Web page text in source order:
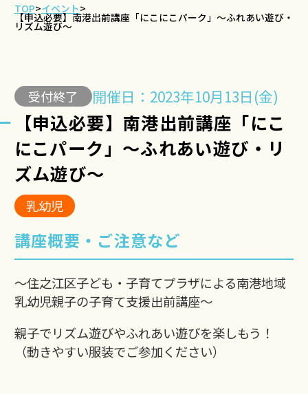
TOP>イベント>
【申込必要】南港出前講座「にこにこパーク」～ふれあい遊び・
リズム遊び～
受付終了 開催日：2023年10月13日(金)
【申込必要】南港出前講座「にこ
にこパーク」～ふれあい遊び・リ
ズム遊び～
乳幼児
講座概要・ご注意など
～住之江区子ども・子育てプラザによる南港地域
乳幼児親子の子育て支援出前講座～
親子でリズム遊びやふれあい遊びを楽しもう！
（動きやすい服装でご参加ください）